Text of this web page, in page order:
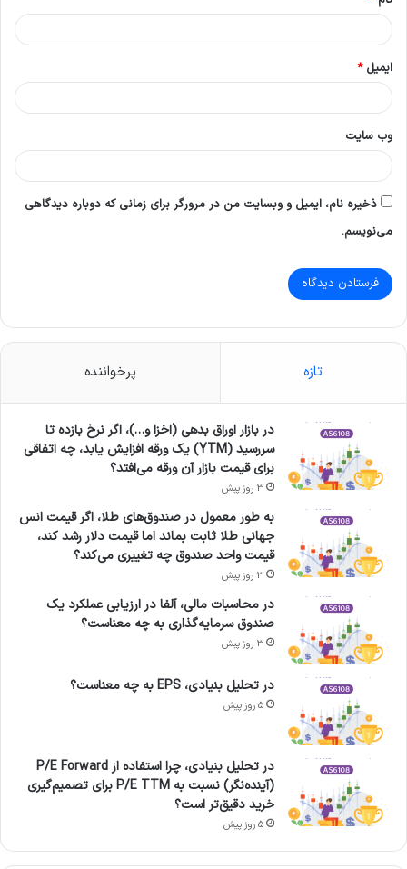
ایمیل*
وب‌ سایت
ذخیره نام، ایمیل و وبسایت من در مرورگر برای زمانی که دوباره دیدگاهی
می‌نویسم.
تازه پرخواننده
در بازار اوراق بدهی (اخزا و…)، اگر نرخ بازده تا
سررسید (YTM) یک ورقه افزایش یابد، چه اتفاقی
برای قیمت بازار آن ورقه می‌افتد؟
3 روز پیش
به طور معمول در صندوق‌های طلا، اگر قیمت انس
جهانی طلا ثابت بماند اما قیمت دلار رشد کند،
قیمت واحد صندوق چه تغییری می‌کند؟
3 روز پیش
در محاسبات مالی، آلفا در ارزیابی عملکرد یک
صندوق سرمایه‌گذاری به چه معناست؟
3 روز پیش
در تحلیل بنیادی، EPS به چه معناست؟
5 روز پیش
در تحلیل بنیادی، چرا استفاده از P/E Forward
(آینده‌نگر) نسبت به P/E TTM برای تصمیم‌گیری
خرید دقیق‌تر است؟
5 روز پیش